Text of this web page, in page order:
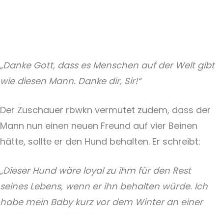
„Danke Gott, dass es Menschen auf der Welt gibt
wie diesen Mann. Danke dir, Sir!“
Der Zuschauer rbwkn vermutet zudem, dass der
Mann nun einen neuen Freund auf vier Beinen
hätte, sollte er den Hund behalten. Er schreibt:
„Dieser Hund wäre loyal zu ihm für den Rest
seines Lebens, wenn er ihn behalten würde. Ich
habe mein Baby kurz vor dem Winter an einer